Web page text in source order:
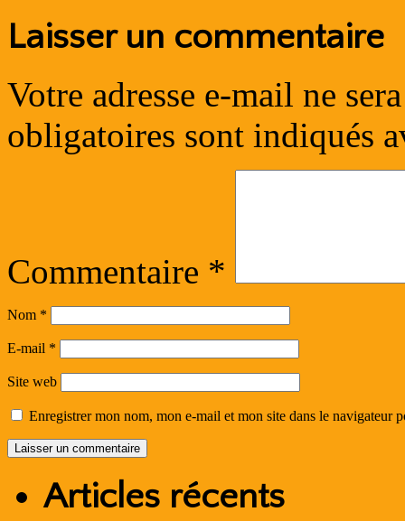
Laisser un commentaire
Votre adresse e-mail ne
obligatoires sont indiqués
Commentaire *
Nom *
E-mail *
Site web
Enregistrer mon nom, mon e-mail et mon site dans le navigateur
Articles récents